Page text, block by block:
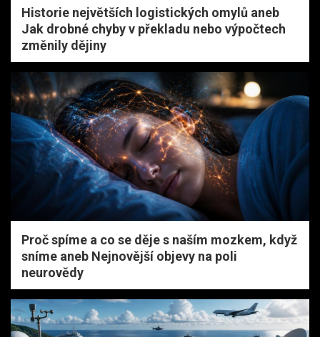
Historie největších logistických omylů aneb
Jak drobné chyby v překladu nebo výpočtech
změnily dějiny
Proč spíme a co se děje s naším mozkem, když
sníme aneb Nejnovější objevy na poli
neurovědy